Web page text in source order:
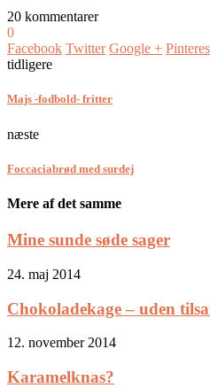
20 kommentarer
0
Facebook Twitter Google +
tidligere
Majs -fodbold- fritter
næste
Foccaciabrød med surdej
Mere af det samme
Mine sunde søde sager
24. maj 2014
Chokoladekage – uden
12. november 2014
Karamelknas?